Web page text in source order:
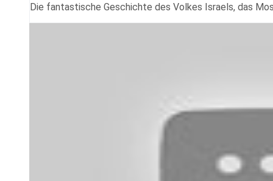
Die fantastische Geschichte des Volkes Israels, das